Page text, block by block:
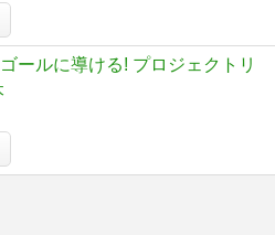
ールに導ける! プロジェクトリ